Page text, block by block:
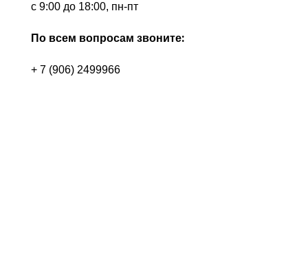
с 9:00 до 18:00, пн-пт
По всем вопросам звоните:
+ 7 (906) 2499966